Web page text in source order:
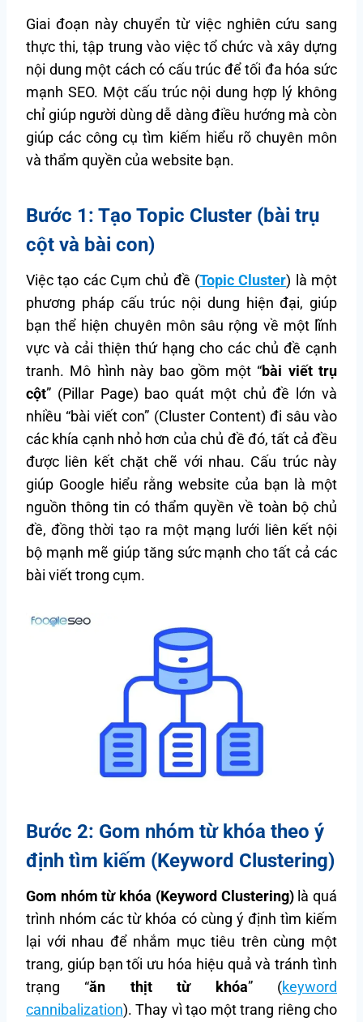
Giai đoạn này chuyển từ việc nghiên cứu sang
thực thi, tập trung vào việc tổ chức và xây dựng
nội dung một cách có cấu trúc để tối đa hóa sức
mạnh SEO. Một cấu trúc nội dung hợp lý không
chỉ giúp người dùng dễ dàng điều hướng mà còn
giúp các công cụ tìm kiếm hiểu rõ chuyên môn
và thẩm quyền của website bạn.
Bước 1: Tạo Topic Cluster (bài trụ
cột và bài con)
Việc tạo các Cụm chủ đề (Topic Cluster) là một
phương pháp cấu trúc nội dung hiện đại, giúp
bạn thể hiện chuyên môn sâu rộng về một lĩnh
vực và cải thiện thứ hạng cho các chủ đề cạnh
tranh. Mô hình này bao gồm một “bài viết trụ
cột” (Pillar Page) bao quát một chủ đề lớn và
nhiều “bài viết con” (Cluster Content) đi sâu vào
các khía cạnh nhỏ hơn của chủ đề đó, tất cả đều
được liên kết chặt chẽ với nhau. Cấu trúc này
giúp Google hiểu rằng website của bạn là một
nguồn thông tin có thẩm quyền về toàn bộ chủ
đề, đồng thời tạo ra một mạng lưới liên kết nội
bộ mạnh mẽ giúp tăng sức mạnh cho tất cả các
bài viết trong cụm.
Bước 2: Gom nhóm từ khóa theo ý
định tìm kiếm (Keyword Clustering)
Gom nhóm từ khóa (Keyword Clustering)là quá
trình nhóm các từ khóa có cùng ý định tìm kiếm
lại với nhau để nhắm mục tiêu trên cùng một
trang, giúp bạn tối ưu hóa hiệu quả và tránh tình
trạng “ăn thịt từ khóa” (keyword
cannibalization). Thay vì tạo một trang riêng cho